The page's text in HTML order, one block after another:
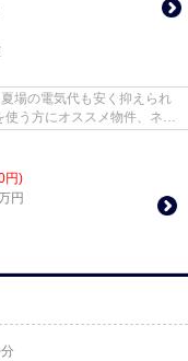
場の電気代も安く抑えられ
う方にオススメ物件、ネッ
円)
円